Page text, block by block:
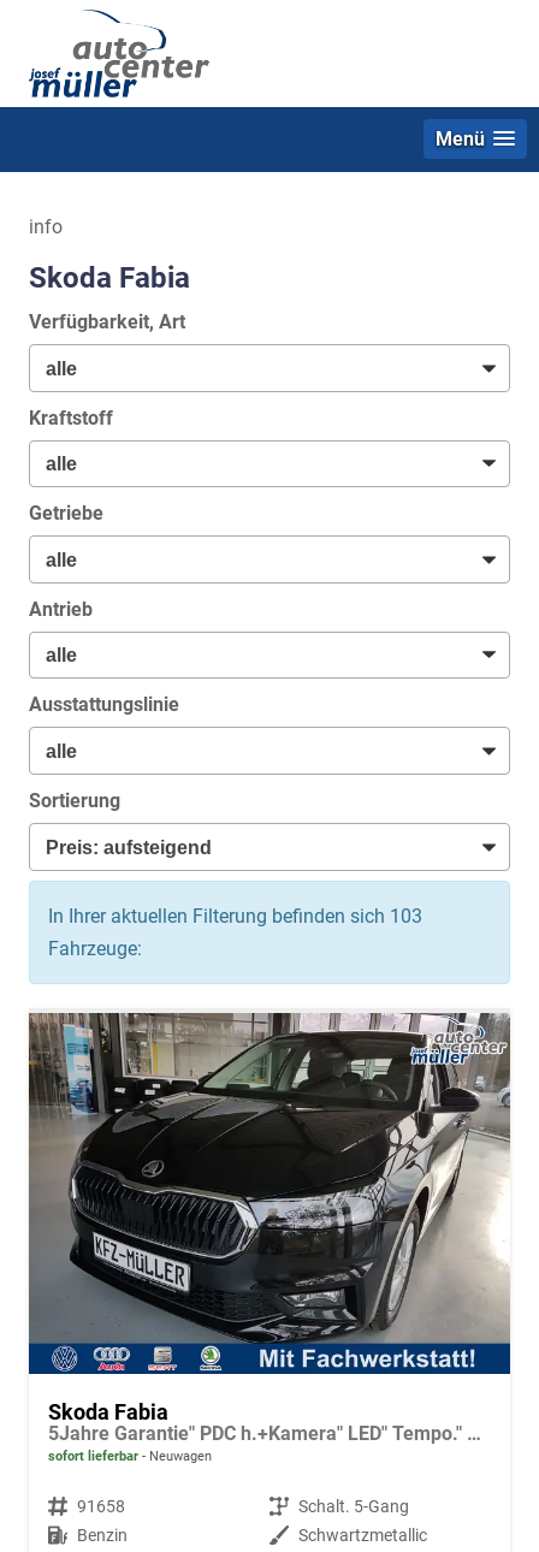
Menü
info
Skoda Fabia
Verfügbarkeit, Art
Kraftstoff
Getriebe
Antrieb
Ausstattungslinie
Sortierung
In Ihrer aktuellen Filterung befinden sich 103
Fahrzeuge:
Skoda Fabia
5Jahre Garantie" PDC h.+Kamera" LED" Tempo." Alu" Sitzh.
sofort lieferbar Neuwagen
Fahrzeugnr. 91658 Getriebe Schalt. 5-Gang
Kraftstoff Benzin Außenfarbe Schwartzmetallic